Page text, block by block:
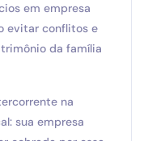
em empresa
evitar conflitos e
da família
na
sua empresa